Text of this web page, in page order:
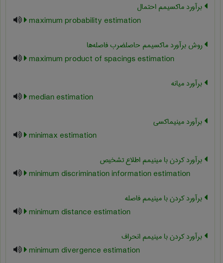
برآورد ماکسیمم احتمال
maximum probability estimation
روش برآورد ماکسیمم حاصلضرب فاصله‌ها
maximum product of spacings estimation
برآورد میانه
median estimation
برآورد مینیماکسی
minimax estimation
برآورد کردن با مینیمم اطلاع تشخیص
minimum discrimination information estimation
برآورد کردن با مینیمم فاصله
minimum distance estimation
برآورد کردن با مینیمم انحراف
minimum divergence estimation